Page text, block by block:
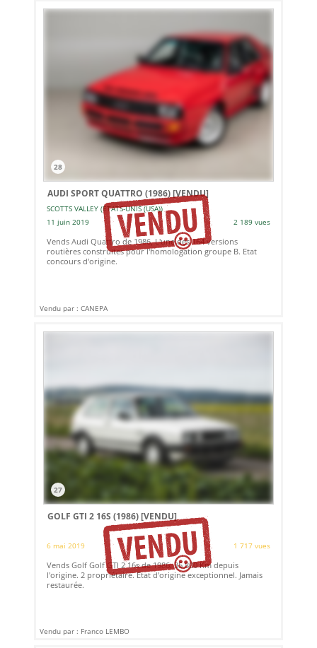
28
AUDI SPORT QUATTRO (1986)[VENDU]
SCOTTS VALLEY (ETATS-UNIS (USA))
11 juin 2019
2 189 vues
Vends Audi Quattro de 1986, L'une des 164 versions
routières construites pour l'homologation groupe B. Etat
concours d'origine.
Vendu par : CANEPA
27
GOLF GTI 2 16S (1986)[VENDU]
6 mai 2019 1 717 vues
Vends Golf Golf GTI 2 16s de 1986. 35 800 Km depuis
l'origine. 2 propriétaire. Etat d'origine exceptionnel. Jamais
restaurée.
Vendu par : Franco LEMBO